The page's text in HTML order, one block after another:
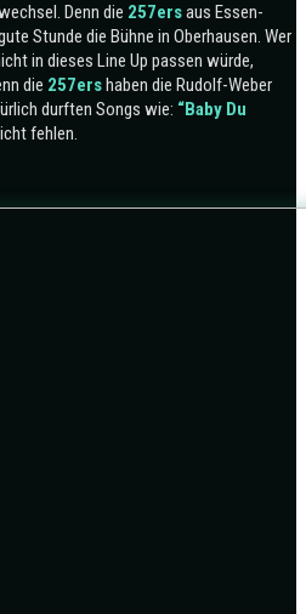
Denn die 257ersaus Essen-
Stunde die Bühne in Oberhausen. Wer
in dieses Line Up passen würde,
die 257ers haben die Rudolf-Weber
durften Songs wie: “Baby Du
fehlen.